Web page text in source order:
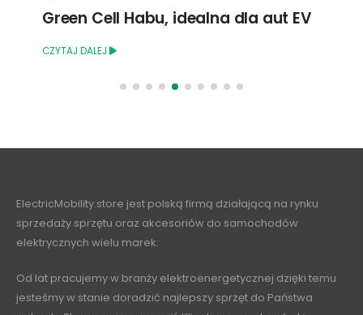
Green Cell Habu, idealna dla aut EV
CZYTAJ DALEJ
sprzedaży sprzętu oraz akcesoriów do samochodów
elektrycznych wielu marek.
jesteśmy w stanie doradzić najlepszy sprzęt do Państwa
potrzeb. Staramy się zapewnić Klientom szeroką ofertę